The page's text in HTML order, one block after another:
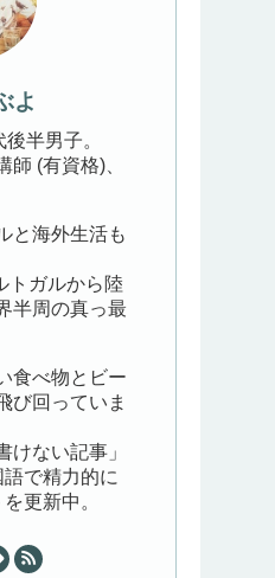
よ
半男子。
師 (有資格)、
と海外生活も
トガルから陸
半周の真っ最
食べ物とビー
び回っていま
けない記事」
で精力的に
更新中。